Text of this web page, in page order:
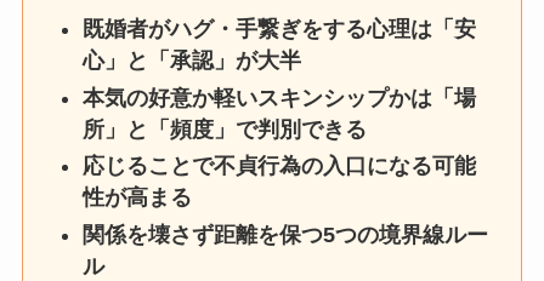
既婚者がハグ・手繋ぎをする心理は「安
心」と「承認」が大半
本気の好意か軽いスキンシップかは「場
所」と「頻度」で判別できる
応じることで不貞行為の入口になる可能
性が高まる
関係を壊さず距離を保つ5つの境界線ルー
ル